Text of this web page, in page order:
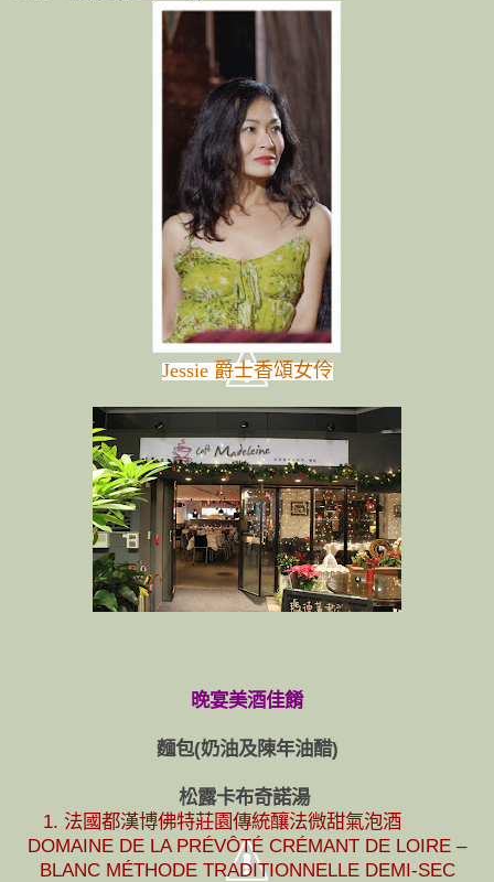
Jessie 爵士香頌女伶
晚宴美酒佳餚
麵包(奶油及陳年油醋)
松露卡布奇諾湯
1. 法國都漢博佛特莊園傳統釀法微甜氣泡酒
DOMAINE DE LA PRÉVÔTÉ CRÉMANT DE LOIRE –
BLANC MÉTHODE TRADITIONNELLE DEMI-SEC